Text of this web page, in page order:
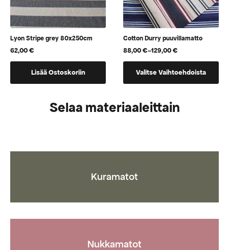
Lyon Stripe grey 80x250cm
62,00€
Lisää Ostoskoriin
Cotton Durry puuvillamatto
88,00€–129,00€
Hintaluokka:
88,00 €
Valitse Vaihtoehdoista
useampi
muunnelma.
valinnat
sivulla.
Selaa materiaaleittain
Kuramatot
Nukkamatot